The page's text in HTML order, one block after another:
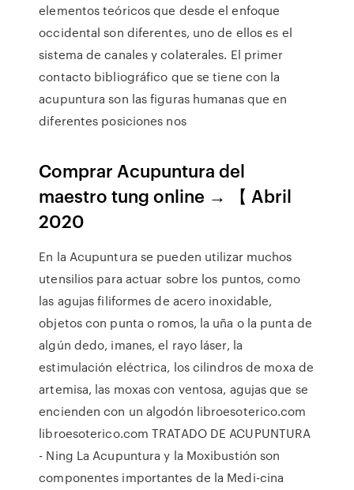
elementos teóricos que desde el enfoque
occidental son diferentes, uno de ellos es el
sistema de canales y colaterales. El primer
contacto bibliográfico que se tiene con la
acupuntura son las figuras humanas que en
diferentes posiciones nos
Comprar Acupuntura del
maestro tung online → 【 Abril
2020
En la Acupuntura se pueden utilizar muchos
utensilios para actuar sobre los puntos, como
las agujas filiformes de acero inoxidable,
objetos con punta o romos, la uña o la punta de
algún dedo, imanes, el rayo láser, la
estimulación eléctrica, los cilindros de moxa de
artemisa, las moxas con ventosa, agujas que se
encienden con un algodón libroesoterico.com
libroesoterico.com TRATADO DE ACUPUNTURA
- Ning La Acupuntura y la Moxibustión son
componentes importantes de la Medi-cina